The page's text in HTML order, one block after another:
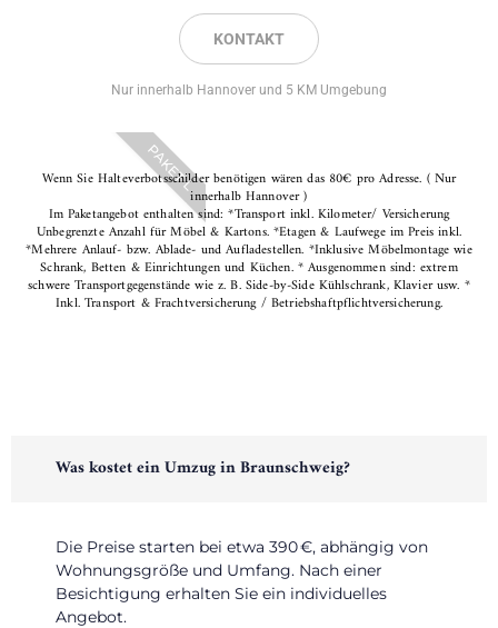
KONTAKT
Nur innerhalb Hannover und 5 KM Umgebung
PAKET L
Wenn Sie Halteverbotsschilder benötigen wären das 80€ pro Adresse. ( Nur
innerhalb Hannover )
Im Paketangebot enthalten sind: *Transport inkl. Kilometer/ Versicherung
Unbegrenzte Anzahl für Möbel & Kartons. *Etagen & Laufwege im Preis inkl.
*Mehrere Anlauf- bzw. Ablade- und Aufladestellen. *Inklusive Möbelmontage wie
Schrank, Betten & Einrichtungen und Küchen. * Ausgenommen sind: extrem
schwere Transportgegenstände wie z. B. Side-by-Side Kühlschrank, Klavier usw. *
Inkl. Transport & Frachtversicherung / Betriebshaftpflichtversicherung.
Was kostet ein Umzug in Braunschweig?
Die Preise starten bei etwa 390 €, abhängig von
Wohnungsgröße und Umfang. Nach einer
Besichtigung erhalten Sie ein individuelles
Angebot.